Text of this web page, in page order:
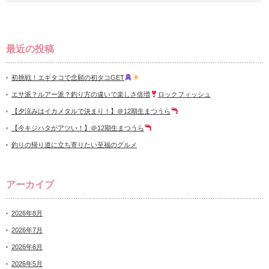
最近の投稿
初挑戦！エギタコで念願の初タコGET
エサ派？ルアー派？釣り方の違いで楽しさ倍増 ロックフィッシュ
【夕涼みはイカメタルで決まり！】＠12期生まつうら
【今キジハタがアツい！】＠12期生まつうら
釣りの帰り道に立ち寄りたい至福のグルメ
アーカイブ
2026年8月
2026年7月
2026年6月
2026年5月